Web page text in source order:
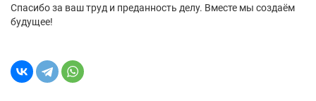
Спасибо за ваш труд и преданность делу. Вместе мы создаём
будущее!